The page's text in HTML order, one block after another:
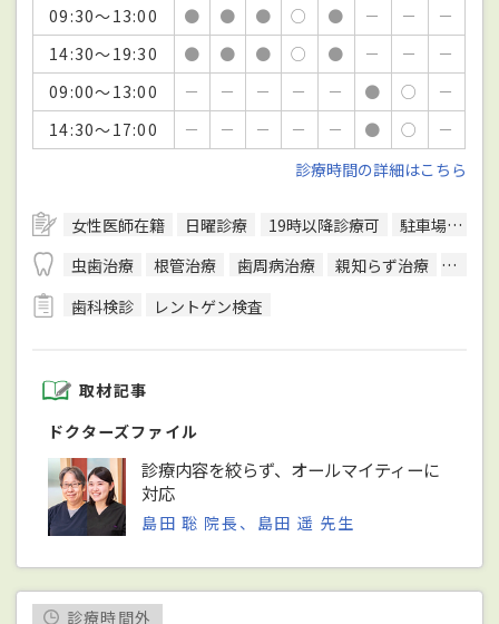
09:30～13:00 ● ● ● ○ ● － －
－
14:30～19:30
● ● ● ○ ● － －
－
09:00～13:00
－ － － － － ● ○
－
14:30～17:00
－ － － － － ● ○
－
診療時間の詳細はこちら
女性医師在籍 日曜診療 19時以降診療可 駐車場あり
虫歯治療
根管治療 歯周病治療 親知らず治療
入れ
歯科検診
レントゲン検査
取材記事
ドクターズファイル
診療内容を絞らず、オールマイティーに
対応
島田 聡 院長、島田 遥 先生
診療時間外